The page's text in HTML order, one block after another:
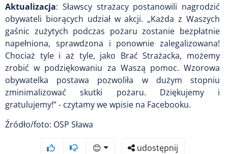
Aktualizacja: Sławscy strażacy postanowili nagrodzić
obywateli biorących udział w akcji. „Każda z Waszych
gaśnic zużytych podczas pożaru zostanie bezpłatnie
napełniona, sprawdzona i ponownie zalegalizowana!
Chociaż tyle i aż tyle, jako Brać Strażacka, możemy
zrobić w podziękowaniu za Waszą pomoc. Wzorowa
obywatelka postawa pozwoliła w dużym stopniu
zminimalizować skutki pożaru. Dziękujemy i
gratulujemy!” - czytamy we wpisie na Facebooku.
Źródło/foto: OSP Sława
😊 udostępnij